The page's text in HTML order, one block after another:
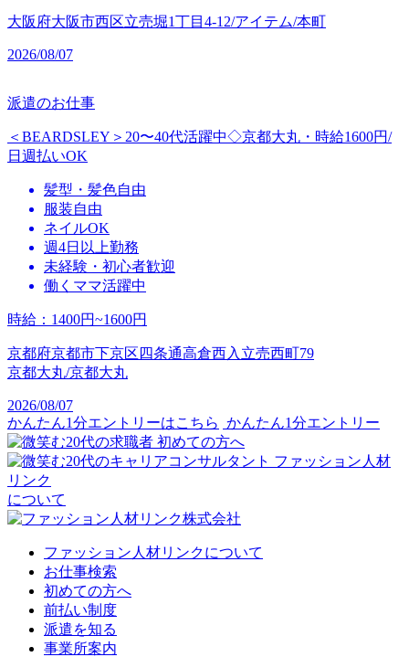
大阪府大阪市西区立売堀1丁目4-12/アイテム/本町
2026/08/07
派遣のお仕事
＜BEARDSLEY＞20〜40代活躍中◇京都大丸・時給1600円/
日週払いOK
髪型・髪色自由
服装自由
ネイルOK
週4日以上勤務
未経験・初心者歓迎
働くママ活躍中
時給 ： 1400円~1600円
京都府京都市下京区四条通高倉西入立売西町79
京都大丸/京都大丸
2026/08/07
かんたん1分エントリーはこちら かんたん1分エントリー
初めての方へ
ファッション人材
リンク
について
ファッション人材リンクについて
お仕事検索
初めての方へ
前払い制度
派遣を知る
事業所案内